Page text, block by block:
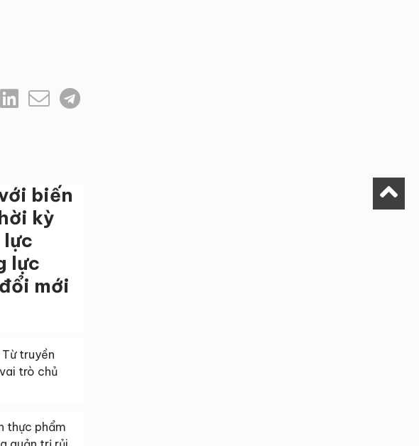
biến
kỳ
lực
lực
mới
truyền
trò chủ
thực phẩm